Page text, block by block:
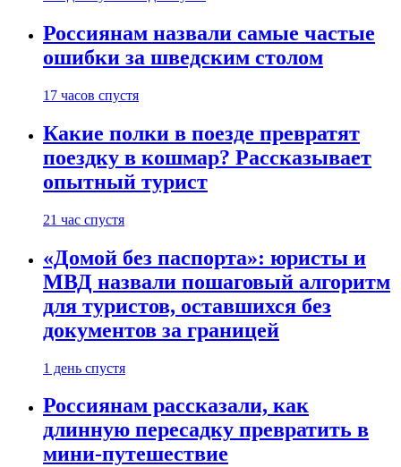
Россиянам назвали самые частые
ошибки за шведским столом
17 часов спустя
Какие полки в поезде превратят
поездку в кошмар? Рассказывает
опытный турист
21 час спустя
«Домой без паспорта»: юристы и
МВД назвали пошаговый алгоритм
для туристов, оставшихся без
документов за границей
1 день спустя
Россиянам рассказали, как
длинную пересадку превратить в
мини-путешествие